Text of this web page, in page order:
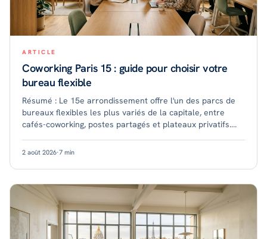
ARTICLE
Coworking Paris 15 : guide pour choisir votre
bureau flexible
Résumé : Le 15e arrondissement offre l'un des parcs de
bureaux flexibles les plus variés de la capitale, entre
cafés-coworking, postes partagés et plateaux privatifs.
2 août 2026·7 min